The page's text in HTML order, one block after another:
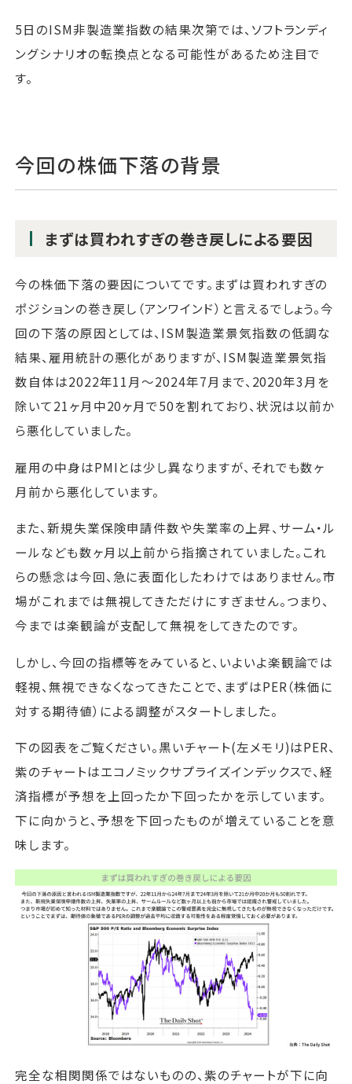
5日のISM非製造業指数の結果次第では、ソフトランディ
ングシナリオの転換点となる可能性があるため注目で
す。
今回の株価下落の背景
まずは買われすぎの巻き戻しによる要因
今の株価下落の要因についてです。まずは買われすぎの
ポジションの巻き戻し（アンワインド）と言えるでしょう。今
回の下落の原因としては、ISM製造業景気指数の低調な
結果、雇用統計の悪化がありますが、ISM製造業景気指
数自体は2022年11月～2024年7月まで、2020年3月を
除いて21ヶ月中20ヶ月で50を割れており、状況は以前か
ら悪化していました。
雇用の中身はPMIとは少し異なりますが、それでも数ヶ
月前から悪化しています。
また、新規失業保険申請件数や失業率の上昇、サーム・ル
ールなども数ヶ月以上前から指摘されていました。これ
らの懸念は今回、急に表面化したわけではありません。市
場がこれまでは無視してきただけにすぎません。つまり、
今までは楽観論が支配して無視をしてきたのです。
しかし、今回の指標等をみていると、いよいよ楽観論では
軽視、無視できなくなってきたことで、まずはPER（株価に
対する期待値）による調整がスタートしました。
下の図表をご覧ください。黒いチャート(左メモリ)はPER、
紫のチャートはエコノミックサプライズインデックスで、経
済指標が予想を上回ったか下回ったかを示しています。
下に向かうと、予想を下回ったものが増えていることを意
味します。
完全な相関関係ではないものの、紫のチャートが下に向